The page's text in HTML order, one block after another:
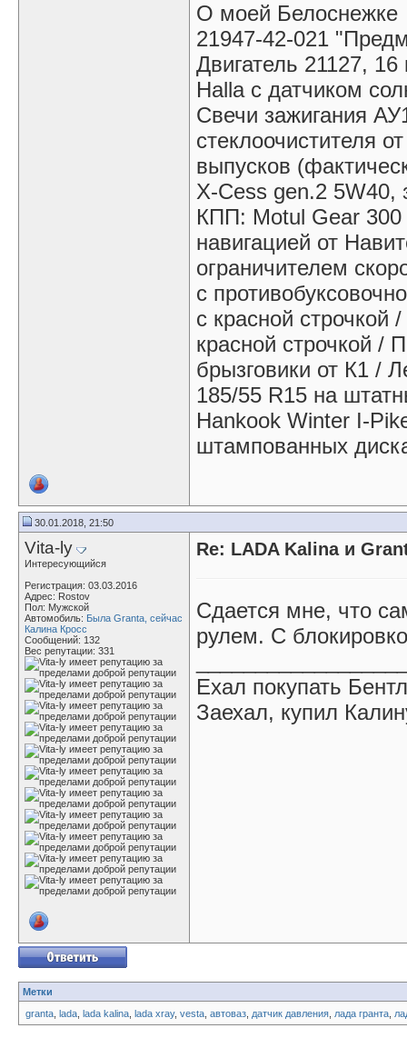
О моей Белоснежке
21947-42-021
Двигатель 21127,
Halla с датчиком
Свечи зажигания
стеклоочистителя
выпусков
X-Cess gen.2
КПП: Motul Gear 300
навигацией от
ограничителем
с
с красной
красной строчкой /
брызговики от К1 /
185/55 R15 на
Hankook Winter I-
штампованных
30.01.2018, 21:50
Vita-ly
Интересующийся
Регистрация: 03.03.2016
Адрес: Rostov
Пол: Мужской
Автомобиль: Была Granta, сейчас
Калина Кросс
Сообщений: 132
Вес репутации: 331
Re: LADA Kalina и
Сдается мне, что
рулем. С
Ехал покупать
Заехал, купил
Метки
granta lada lada kalina lada xray, vesta автоваз датчик давления лада гранта